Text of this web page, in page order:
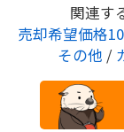
関連す
売却希望価格
その他 /